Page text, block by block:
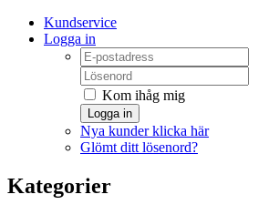
Kundservice
Logga in
Kom ihåg mig
Logga in
Nya kunder klicka här
Glömt ditt lösenord?
Kategorier